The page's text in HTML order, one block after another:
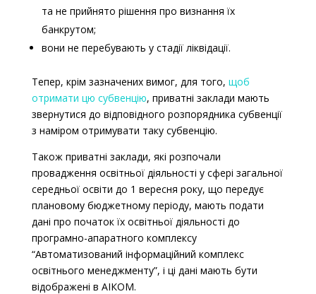
та не прийнято рішення про визнання їх
банкрутом;
вони не перебувають у стадії ліквідації.
Тепер, крім зазначених вимог, для того, щоб
отримати цю субвенцію, приватні заклади мають
звернутися до відповідного розпорядника субвенції
з наміром отримувати таку субвенцію.
Також приватні заклади, які розпочали
провадження освітньої діяльності у сфері загальної
середньої освіти до 1 вересня року, що передує
плановому бюджетному періоду, мають подати
дані про початок їх освітньої діяльності до
програмно-апаратного комплексу
“Автоматизований інформаційний комплекс
освітнього менеджменту”, і ці дані мають бути
відображені в АІКОМ.